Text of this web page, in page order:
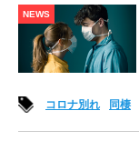
NEWS
コロナ別れ
同棲